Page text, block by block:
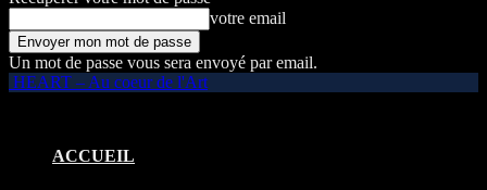
votre email
Un mot de passe vous sera envoyé par email.
HEART – Au coeur de l'Art
ACCUEIL